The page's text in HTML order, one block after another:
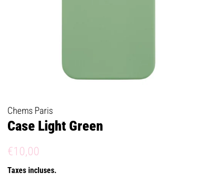
Chems Paris
Case Light Green
Prix
€10,00
Taxes incluses.